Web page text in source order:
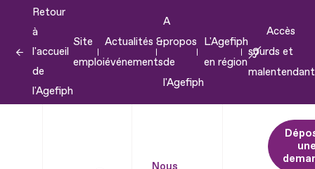
contenu
Retour
à
l'accueil
de
l'Agefiph
Site
emploi
Actualités &
événements
A
propos
de
l'Agefiph
L'Agefiph
en région
Accès
sourds et